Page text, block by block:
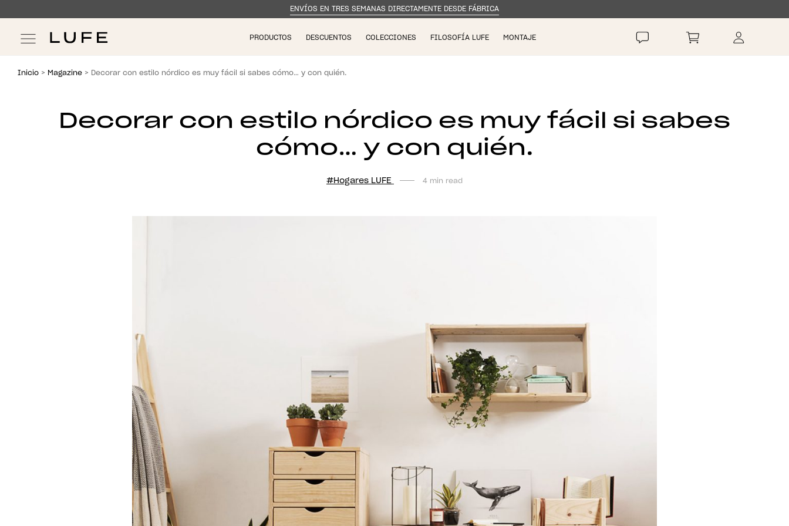
ENVÍOS EN TRES SEMANAS DIRECTAMENTE DESDE FÁBRICA
PRODUCTOS DESCUENTOS COLECCIONES FILOSOFÍA LUFE MONTAJE
Inicio > Magazine > Decorar con estilo nórdico es muy fácil si sabes cómo… y con quién.
Decorar con estilo nórdico es muy fácil si sabes
cómo… y con quién.
#Hogares LUFE 4 min read